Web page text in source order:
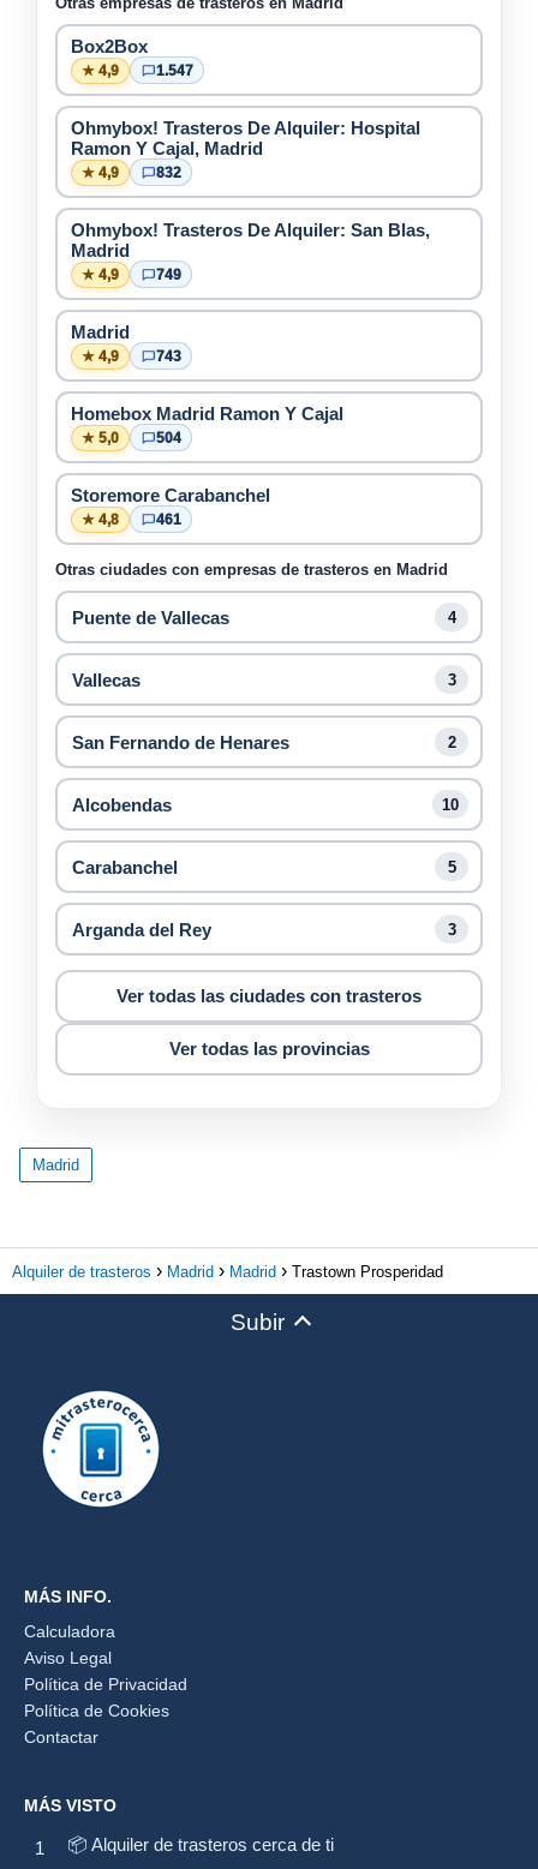
Box2Box
★ 4,9 1.547
Ohmybox! Trasteros De Alquiler: Hospital
Ramon Y Cajal, Madrid
★ 4,9 832
Ohmybox! Trasteros De Alquiler: San Blas,
Madrid
★ 4,9 749
Madrid
★ 4,9 743
Homebox Madrid Ramon Y Cajal
★ 5,0 504
Storemore Carabanchel
★ 4,8 461
Otras ciudades con empresas de trasteros en Madrid
Puente de Vallecas 4
Vallecas 3
San Fernando de Henares 2
Alcobendas 10
Carabanchel 5
Arganda del Rey 3
Ver todas las ciudades con trasteros
Ver todas las provincias
Madrid
Alquiler de trasteros Madrid Madrid Trastown Prosperidad
Subir
MÁS INFO.
Calculadora
Aviso Legal
Política de Privacidad
Política de Cookies
Contactar
MÁS VISTO
📦 Alquiler de trasteros cerca de ti